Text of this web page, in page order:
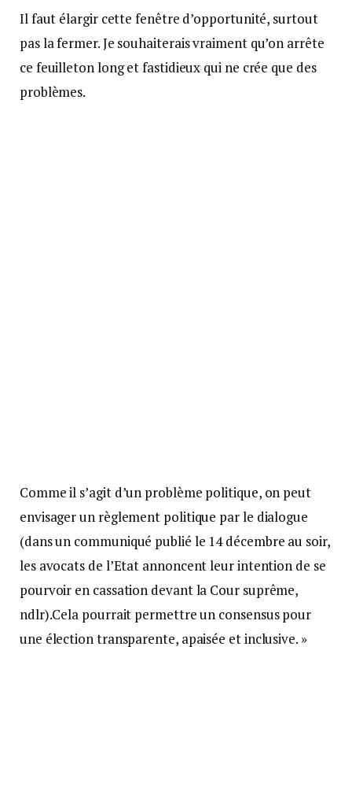
Il faut élargir cette fenêtre d’opportunité, surtout
pas la fermer. Je souhaiterais vraiment qu’on arrête
ce feuilleton long et fastidieux qui ne crée que des
problèmes.
Comme il s’agit d’un problème politique, on peut
envisager un règlement politique par le dialogue
(dans un communiqué publié le 14 décembre au soir,
les avocats de l’Etat annoncent leur intention de se
pourvoir en cassation devant la Cour suprême,
ndlr).Cela pourrait permettre un consensus pour
une élection transparente, apaisée et inclusive. »